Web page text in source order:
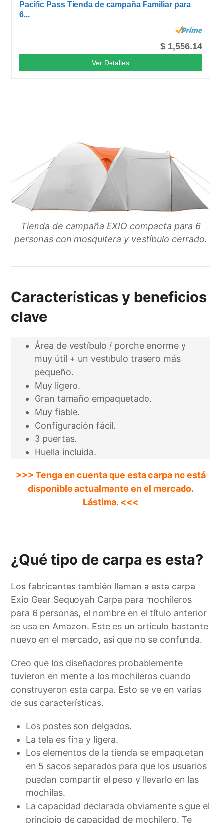
Pacific Pass Tienda de campaña Familiar para
6...
$ 1,556.14
Ver Detalles
Tienda de campaña EXIO compacta para 6
personas con mosquitera y vestíbulo cerrado.
Características y beneficios
clave
Área de vestíbulo / porche enorme y
muy útil + un vestíbulo trasero más
pequeño.
Muy ligero.
Gran tamaño empaquetado.
Muy fiable.
Configuración fácil.
3 puertas.
Huella incluida.
>>> Tenga en cuenta que esta carpa no está
disponible actualmente en el mercado.
Lástima. <<<
¿Qué tipo de carpa es esta?
Los fabricantes también llaman a esta carpa
Exio Gear Sequoyah Carpa para mochileros
para 6 personas, el nombre en el título anterior
se usa en Amazon. Este es un artículo bastante
nuevo en el mercado, así que no se confunda.
Creo que los diseñadores probablemente
tuvieron en mente a los mochileros cuando
construyeron esta carpa. Esto se ve en varias
de sus características.
Los postes son delgados.
La tela es fina y ligera.
Los elementos de la tienda se empaquetan
en 5 sacos separados para que los usuarios
puedan compartir el peso y llevarlo en las
mochilas.
La capacidad declarada obviamente sigue el
principio de capacidad de mochilero. Te